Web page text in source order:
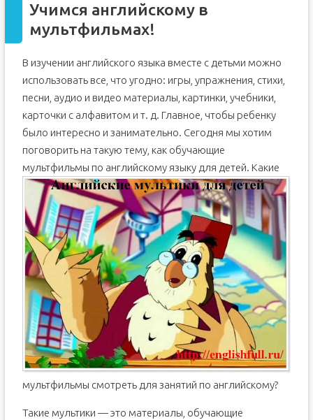
Учимся английскому в
мультфильмах!
В изучении английского языка вместе с детьми можно
использовать все, что угодно: игры, упражнения, стихи,
песни, аудио и видео материалы, картинки, учебники,
карточки с алфавитом и т. д. Главное, чтобы ребенку
было интересно и занимательно. Сегодня мы хотим
поговорить на такую тему, как обучающие
мультфильмы по английскому языку для детей. Какие
мультфильмы смотреть для занятий по английскому?
Такие мультики — это материалы, обучающие